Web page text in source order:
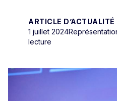
ARTICLE D’ACTUALITÉ
1 juillet 2024
lecture